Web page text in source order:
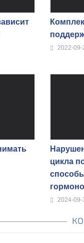
2022-09-
цикла
2024-09-